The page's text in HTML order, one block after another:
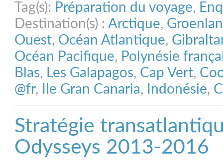
Tag(s): Préparation du voyage,
Destination(s) : Arctique,
Ouest, Océan Atlantique,
Océan Pacifique, Polynésie
Blas, Les Galapagos, Cap Vert,
@fr, Ile Gran Canaria, Indonésie,
Stratégie
Odysseys 2013-2016